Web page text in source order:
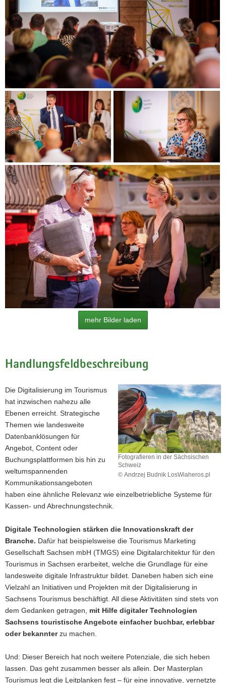
(© André Wirsig)
mehr Bilder laden
Handlungsfeldbeschreibung
Fotografieren in der Sächsischen
Schweiz
© Andrzej Budnik LosWiaheros.pl
in
Die Digitalisierung im Tourismus
hat inzwischen nahezu alle
Ebenen erreicht. Strategische
Themen wie landesweite
Datenbanklösungen für
Angebot, Content oder
Buchungsplattformen bis hin zu
weltumspannenden
Kommunikationsangeboten
haben eine ähnliche Relevanz wie einzelbetriebliche Systeme für
Kassen- und Abrechnungstechnik.
Digitale Technologien stärken die Innovationskraft der
Branche. Dafür hat beispielsweise die Tourismus Marketing
Gesellschaft Sachsen mbH (TMGS) eine Digitalarchitektur für den
Tourismus in Sachsen erarbeitet, welche die Grundlage für eine
landesweite digitale Infrastruktur bildet. Daneben haben sich eine
Vielzahl an Initiativen und Projekten mit der Digitalisierung in
Sachsens Tourismus beschäftigt. All diese Aktivitäten sind stets von
dem Gedanken getragen, mit Hilfe digitaler Technologien
Sachsens touristische Angebote einfacher buchbar, erlebbar
oder bekannterzu machen.
Und: Dieser Bereich hat noch weitere Potenziale, die sich heben
lassen. Das geht zusammen besser als allein. Der Masterplan
Tourismus legt die Leitplanken fest – für eine innovative, vernetzte